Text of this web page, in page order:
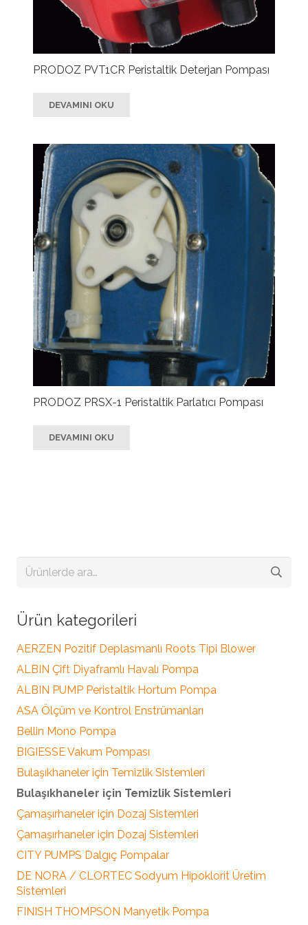
PRODOZ PVT1CR Peristaltik Deterjan Pompası
DEVAMINI OKU
PRODOZ PRSX-1 Peristaltik Parlatıcı Pompası
DEVAMINI OKU
Ara:
Ürün kategorileri
AERZEN Pozitif Deplasmanlı Roots Tipi Blower
ALBIN Çift Diyaframlı Havalı Pompa
ALBIN PUMP Peristaltik Hortum Pompa
ASA Ölçüm ve Kontrol Enstrümanları
Bellin Mono Pompa
BIGIESSE Vakum Pompası
Bulaşıkhaneler için Temizlik Sistemleri
Bulaşıkhaneler için Temizlik Sistemleri
Çamaşırhaneler için Dozaj Sistemleri
Çamaşırhaneler için Dozaj Sistemleri
CITY PUMPS Dalgıç Pompalar
DE NORA / CLORTEC Sodyum Hipoklorit Üretim
Sistemleri
FINISH THOMPSON Manyetik Pompa